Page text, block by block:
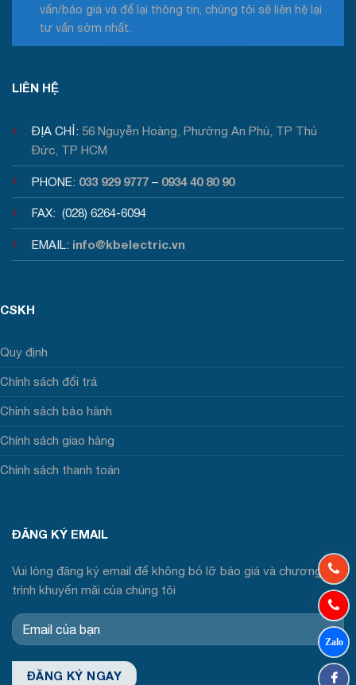
vấn/báo giá và để lại thông tin, chúng tôi sẽ liên hệ lại
tư vấn sớm nhất.
LIÊN HỆ
ĐỊA CHỈ: 56 Nguyễn Hoàng, Phường An Phú, TP Thủ
Đức, TP HCM
PHONE: 033 929 9777 – 0934 40 80 90
FAX: (028) 6264-6094
EMAIL: info@kbelectric.vn
CSKH
Quy định
Chính sách đổi trả
Chính sách bảo hành
Chính sách giao hàng
Chính sách thanh toán
ĐĂNG KÝ EMAIL
Vui lòng đăng ký email để không bỏ lỡ báo giá và chương
trình khuyến mãi của chúng tôi